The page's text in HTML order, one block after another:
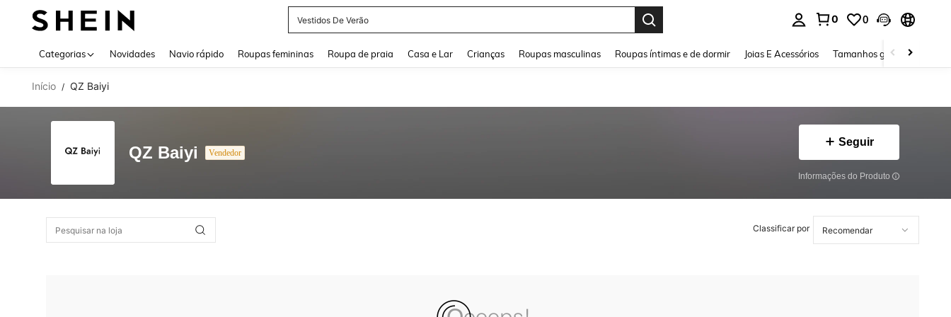
Vestidos De Verão
0 0
Categorias Novidades Navio rápido Roupas femininas Roupa de praia Casa e Lar Crianças Roupas masculinas Roupas íntimas e de dormir Joias E Acessórios Tamanhos grandes
Início / QZ Baiyi
QZ Baiyi Vendedor
Seguir
Informações do Produto
Classificar por